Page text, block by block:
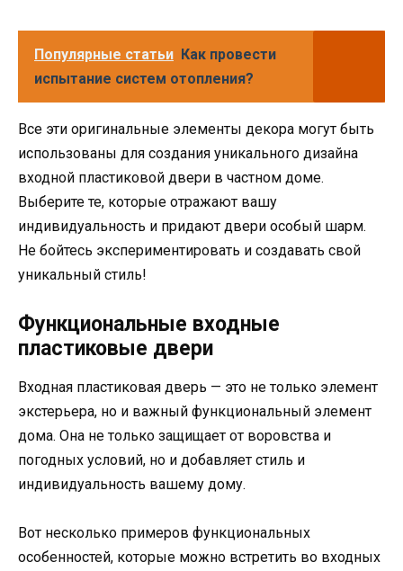
Популярные статьи Как провести
испытание систем отопления?
Все эти оригинальные элементы декора могут быть
использованы для создания уникального дизайна
входной пластиковой двери в частном доме.
Выберите те, которые отражают вашу
индивидуальность и придают двери особый шарм.
Не бойтесь экспериментировать и создавать свой
уникальный стиль!
Функциональные входные
пластиковые двери
Входная пластиковая дверь — это не только элемент
экстерьера, но и важный функциональный элемент
дома. Она не только защищает от воровства и
погодных условий, но и добавляет стиль и
индивидуальность вашему дому.
Вот несколько примеров функциональных
особенностей, которые можно встретить во входных